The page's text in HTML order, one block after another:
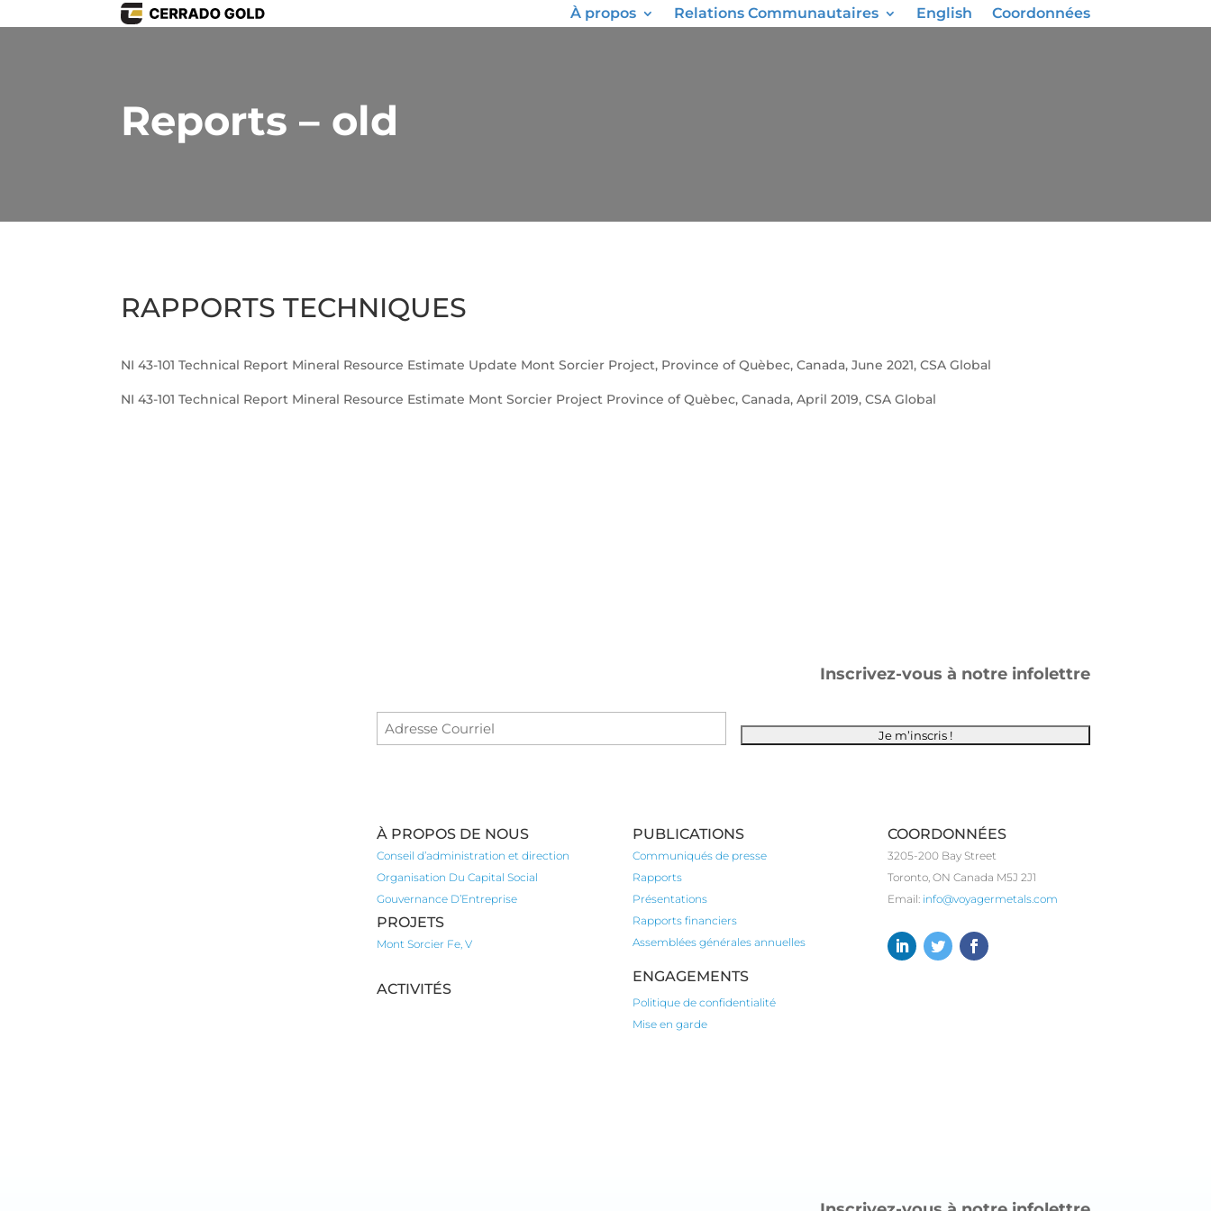
À propos Relations Communautaires English Coordonnées
Reports – old
RAPPORTS TECHNIQUES
NI 43-101 Technical Report Mineral Resource Estimate Update Mont Sorcier Project, Province of Quèbec, Canada, June 2021, CSA Global
NI 43-101 Technical Report Mineral Resource Estimate Mont Sorcier Project Province of Quèbec, Canada, April 2019, CSA Global
Inscrivez-vous à notre infolettre
À PROPOS DE NOUS
Conseil d’administration et direction
Organisation Du Capital Social
Gouvernance D’Entreprise
PROJETS
Mont Sorcier Fe, V
ACTIVITÉS
PUBLICATIONS
Communiqués de presse
Rapports
Présentations
Rapports financiers
Assemblées générales annuelles
ENGAGEMENTS
Politique de confidentialité
Mise en garde
COORDONNÉES
3205-200 Bay Street
Toronto, ON Canada M5J 2J1
Email: info@voyagermetals.com